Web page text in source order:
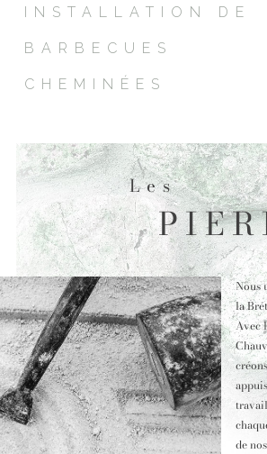
INSTALLATION DE
BARBECUES
CHEMINÉES
Les
Nous
la
Avec
de